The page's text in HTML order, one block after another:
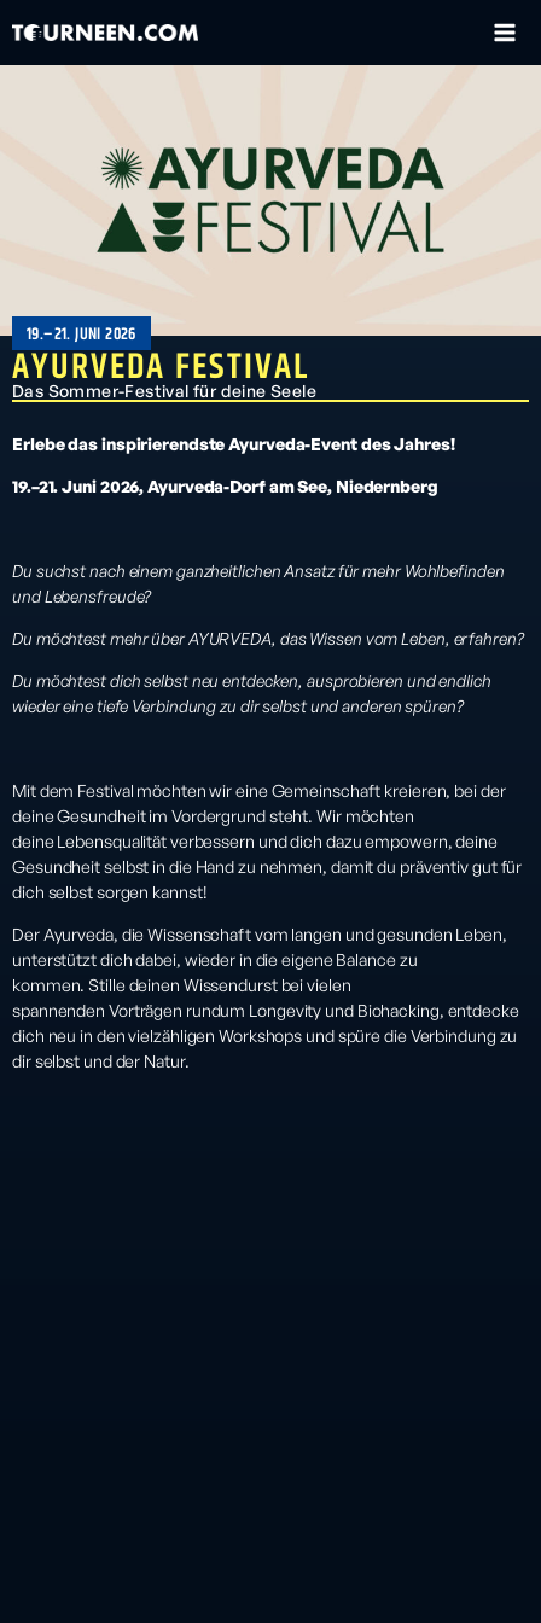
19.–21. JUNI 2026
AYURVEDA FESTIVAL
Das Sommer-Festival für deine Seele
Erlebe das inspirierendste Ayurveda-Event des Jahres!
19.–21. Juni 2026, Ayurveda-Dorf am See, Niedernberg
Du suchst nach einem ganzheitlichen Ansatz für mehr Wohlbefinden
und Lebensfreude?
Du möchtest mehr über AYURVEDA, das Wissen vom Leben, erfahren?
Du möchtest dich selbst neu entdecken, ausprobieren und endlich
wieder eine tiefe Verbindung zu dir selbst und anderen spüren?
Mit dem Festival möchten wir eine Gemeinschaft kreieren, bei der
deine Gesundheit im Vordergrund steht. Wir möchten
deine Lebensqualität verbessern und dich dazu empowern, deine
Gesundheit selbst in die Hand zu nehmen, damit du präventiv gut für
dich selbst sorgen kannst!
Der Ayurveda, die Wissenschaft vom langen und gesunden Leben,
unterstützt dich dabei, wieder in die eigene Balance zu
kommen. Stille deinen Wissendurst bei vielen
spannenden Vorträgen rundum Longevity und Biohacking, entdecke
dich neu in den vielzähligen Workshops und spüre die Verbindung zu
dir selbst und der Natur.